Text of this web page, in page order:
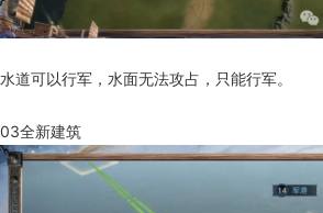
水道可以行军，水面无法攻占，只能行军。
03全新建筑